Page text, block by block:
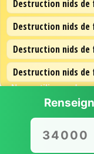
Nous utilisons des
expérience sur notre
Vous pouvez en
utilisons ou les
Accepter
Destruction nids de
Destruction nids
Destruction nids
Destruction nids